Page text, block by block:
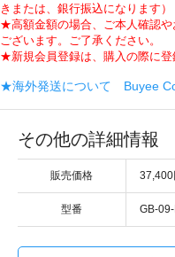
きまたは、銀行振込になります）
★高額金額の場合、ご本人確認
ございます。ご了承ください。
★新規会員登録は、購入の際に登
★海外発送について Buyee
その他の詳細情報
販売価格
型番 GB-